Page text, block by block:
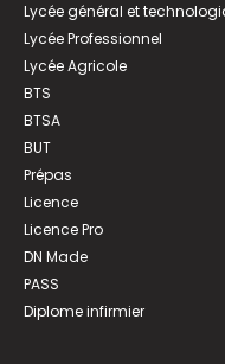
Lycée général et
Lycée Professionnel
Lycée Agricole
BTS
BTSA
BUT
Prépas
Licence
Licence Pro
DN Made
PASS
Diplome infirmier